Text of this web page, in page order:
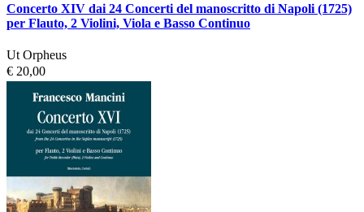
Concerto XIV dai 24 Concerti del manoscritto di Napoli (1725)
per Flauto, 2 Violini, Viola e Basso Continuo
Ut Orpheus
€ 20,00